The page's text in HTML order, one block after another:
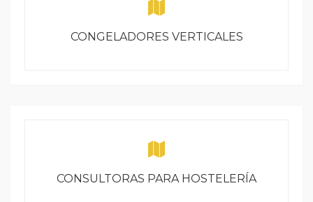
CONGELADORES VERTICALES
CONSULTORAS PARA HOSTELERÍA